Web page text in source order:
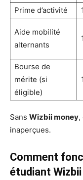
Prime d’activité
Aide mobilité
alternants
Bourse de
mérite (si
éligible)
Sans Wizbii money,
inaperçues.
Comment
étudiant Wizbii